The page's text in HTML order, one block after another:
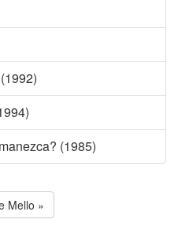
(1985)
Mello »